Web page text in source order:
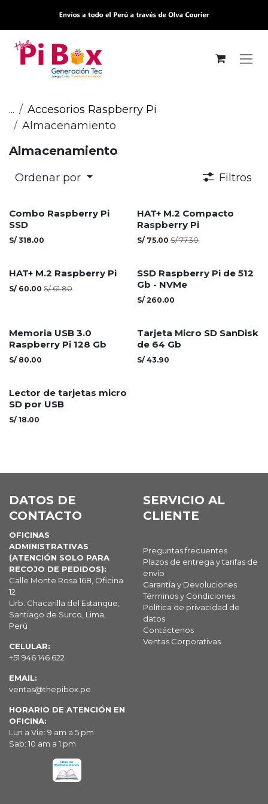
...
Accesorios Raspberry Pi
Almacenamiento
Almacenamiento
Ordenar por Filtros
Agotado
Combo Raspberry Pi
SSD
S/ 318.00
HAT+ M.2 Compacto
Raspberry Pi
S/ 75.00 S/77.30
HAT+ M.2 Raspberry Pi
S/ 60.00 S/61.80 Agotado
SSD Raspberry Pi de 512
Gb - NVMe
S/ 260.00
Memoria USB 3.0
Raspberry Pi 128 Gb
S/ 80.00
Agotado
Tarjeta Micro SD SanDisk
de 64 Gb
S/ 43.90
Lector de tarjetas micro
SD por USB
S/ 18.00
DATOS DE
CONTACTO
OFICINAS
ADMINISTRATIVAS
(ATENCIÓN SOLO PARA
RECOJO DE PEDIDOS):
Calle Monte Rosa 168, Oficina
12
Urb. Chacarilla del Estanque,
Santiago de Surco, Lima,
Perú
CELULAR:
+51 946 146 622
EMAIL:
ventas@thepibox.pe
HORARIO DE ATENCIÓN EN
OFICINA:
Lun a Vie: 9 am a 5 pm
Sab: 10 am a 1 pm
SERVICIO AL
CLIENTE
Preguntas frecuentes
Plazos de entrega y tarifas de
envío
Garantía y Devoluciones
Términos y Condiciones
Política de privacidad de
datos
Contáctenos
Ventas Corporativas